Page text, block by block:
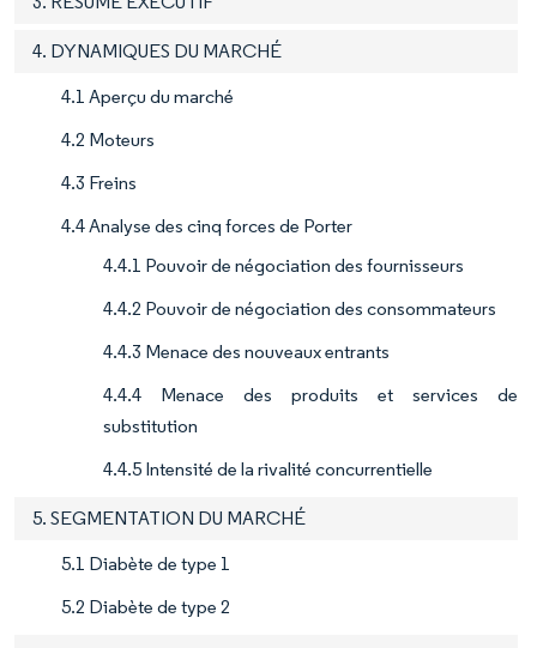
4. DYNAMIQUES DU MARCHÉ
4.1 Aperçu du marché
4.2 Moteurs
4.3 Freins
4.4 Analyse des cinq forces de Porter
4.4.1 Pouvoir de négociation des fournisseurs
4.4.2 Pouvoir de négociation des consommateurs
4.4.3 Menace des nouveaux entrants
4.4.4 Menace des produits et services de
substitution
4.4.5 Intensité de la rivalité concurrentielle
5. SEGMENTATION DU MARCHÉ
5.1 Diabète de type 1
5.2 Diabète de type 2